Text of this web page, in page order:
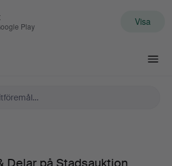
Play Visa
Delar på Stadsauktion